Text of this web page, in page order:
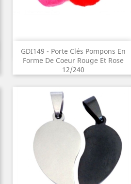
GDI149 - Porte Clés Pompons En
Forme De Coeur Rouge Et Rose
12/240
Aperçu rapide